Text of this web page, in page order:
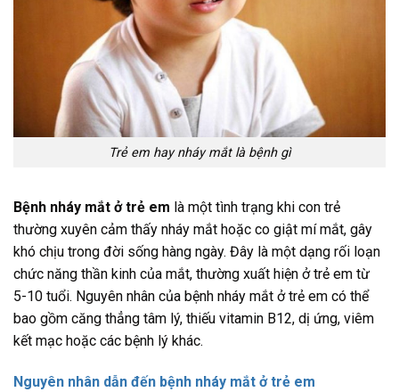
Trẻ em hay nháy mắt là bệnh gì
Bệnh nháy mắt ở trẻ em là một tình trạng khi con trẻ
thường xuyên cảm thấy nháy mắt hoặc co giật mí mắt, gây
khó chịu trong đời sống hàng ngày. Đây là một dạng rối loạn
chức năng thần kinh của mắt, thường xuất hiện ở trẻ em từ
5-10 tuổi. Nguyên nhân của bệnh nháy mắt ở trẻ em có thể
bao gồm căng thẳng tâm lý, thiếu vitamin B12, dị ứng, viêm
kết mạc hoặc các bệnh lý khác.
Nguyên nhân dẫn đến bệnh nháy mắt ở trẻ em